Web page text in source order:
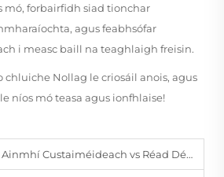
mó, forbairfidh siad tionchar
agus feabhsófar
i measc baill na teaghlaigh freisin.
chluiche Nollag le criosáil anois, agus
níos mó teasa agus ionfhlaise!
Custaiméideach vs Réad Déanta: Cén Dhea a Roghnú?